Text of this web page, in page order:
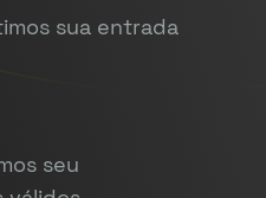
sua entrada
seu